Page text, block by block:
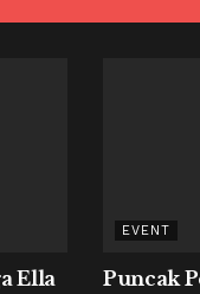
Ella
EVENT
Puncak